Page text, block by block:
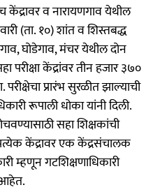
व नारायणगाव येथील
(ता. १०) शांत व शिस्तबद्ध
घोडेगाव, मंचर येथील दोन
केंद्रांवर तीन हजार ३७०
परीक्षेचा प्रारंभ सुरळीत झाल्याची
रूपाली धोका यांनी दिली.
सहा शिक्षकांची
केंद्रावर एक केंद्रसंचालक
म्हणून गटशिक्षणाधिकारी